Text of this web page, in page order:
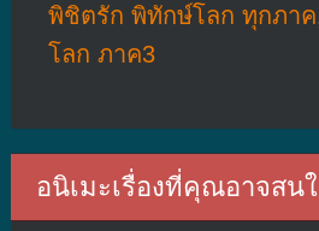
พิชิตรัก พิทักษ์โลก ทุกภาค
โลก ภาค3
อนิเมะเรื่องที่คุณอาจสน